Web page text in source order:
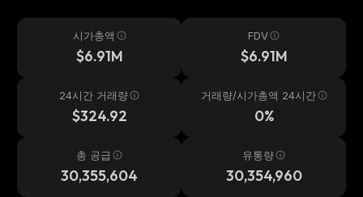
시가총액
$6.91M
FDV
$6.91M
24시간 거래량
$324.92
거래량/시가총액 24시간
0%
총 공급
30,355,604
유통량
30,354,960